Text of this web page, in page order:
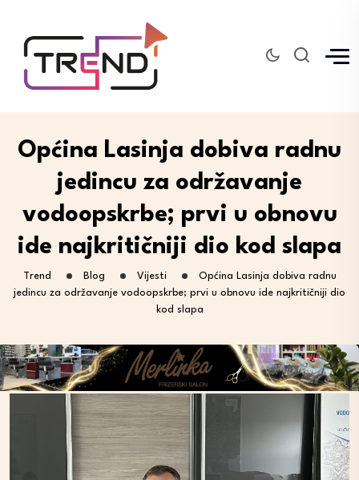
Općina Lasinja dobiva radnu
jedincu za održavanje
vodoopskrbe; prvi u obnovu
ide najkritičniji dio kod slapa
Trend Blog Vijesti
Općina Lasinja dobiva radnu
jedincu za održavanje vodoopskrbe; prvi u obnovu ide najkritičniji dio
kod slapa